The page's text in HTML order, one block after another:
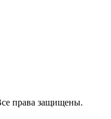
права защищены.